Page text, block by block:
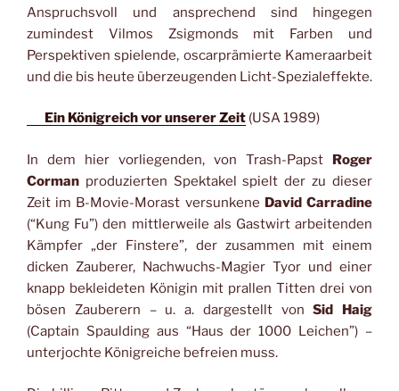
Anspruchsvoll und ansprechend sind hingegen
zumindest Vilmos Zsigmonds mit Farben und
Perspektiven spielende, oscarprämierte Kameraarbeit
und die bis heute überzeugenden Licht-Spezialeffekte.
Ein Königreich vor unserer Zeit (USA 1989)
In dem hier vorliegenden, von Trash-Papst Roger
Corman produzierten Spektakel spielt der zu dieser
Zeit im B-Movie-Morast versunkene David Carradine
(“Kung Fu”) den mittlerweile als Gastwirt arbeitenden
Kämpfer „der Finstere”, der zusammen mit einem
dicken Zauberer, Nachwuchs-Magier Tyor und einer
knapp bekleideten Königin mit prallen Titten drei von
bösen Zauberern – u. a. dargestellt vonSid Haig
(Captain Spaulding aus “Haus der 1000 Leichen”) –
unterjochte Königreiche befreien muss.